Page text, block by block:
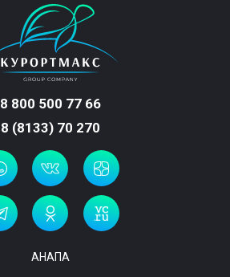
8 800 500 77 66
8 (8133) 70 270
АНАПА